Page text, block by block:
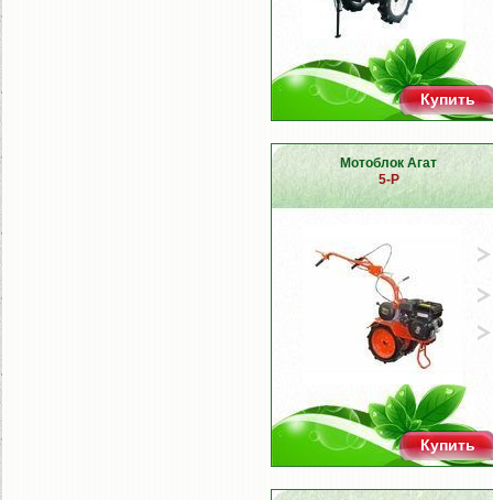
Купить
Мотоблок Агат
5-P
Купить